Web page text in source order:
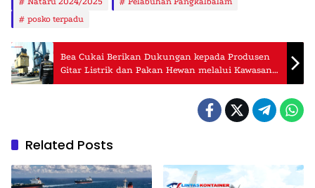
posko terpadu
Bea Cukai Berikan Dukungan kepada Produsen
Gitar Listrik dan Pakan Hewan melalui Kawasan
Berikat
Related Posts